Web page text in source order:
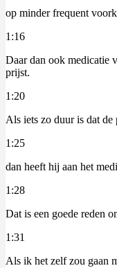
op minder frequent
1:16
Daar dan ook medicatie
prijst.
1:20
Als iets zo duur is dat
1:25
dan heeft hij aan het
1:28
Dat is een goede reden
1:31
Als ik het zelf zou gaan